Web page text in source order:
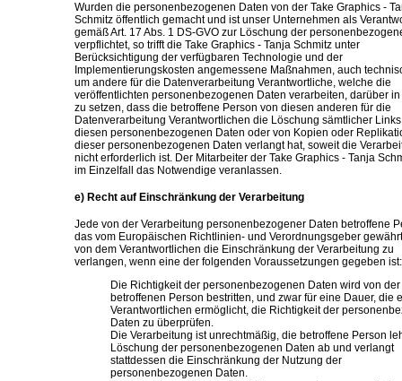
Wurden die personenbezogenen Daten von der Take Graphics -
Schmitz öffentlich gemacht und ist unser Unternehmen als
gemäß Art. 17 Abs. 1 DS-GVO zur Löschung der
verpflichtet, so trifft die Take Graphics - Tanja Schmitz unter
Berücksichtigung der verfügbaren Technologie und der
Implementierungskosten angemessene Maßnahmen, auch
um andere für die Datenverarbeitung Verantwortliche, welche die
veröffentlichten personenbezogenen Daten verarbeiten, darüber
zu setzen, dass die betroffene Person von diesen anderen für die
Datenverarbeitung Verantwortlichen die Löschung sämtlicher
diesen personenbezogenen Daten oder von Kopien oder
dieser personenbezogenen Daten verlangt hat, soweit die
nicht erforderlich ist. Der Mitarbeiter der Take Graphics - Tanja
im Einzelfall das Notwendige veranlassen.
e) Recht auf Einschränkung der Verarbeitung
Jede von der Verarbeitung personenbezogener Daten betroffene
das vom Europäischen Richtlinien- und Verordnungsgeber
von dem Verantwortlichen die Einschränkung der Verarbeitung zu
verlangen, wenn eine der folgenden Voraussetzungen gegeben ist:
Die Richtigkeit der personenbezogenen Daten wird von der
betroffenen Person bestritten, und zwar für eine Dauer, die
Verantwortlichen ermöglicht, die Richtigkeit der
Daten zu überprüfen.
Die Verarbeitung ist unrechtmäßig, die betroffene Person
Löschung der personenbezogenen Daten ab und verlangt
stattdessen die Einschränkung der Nutzung der
personenbezogenen Daten.